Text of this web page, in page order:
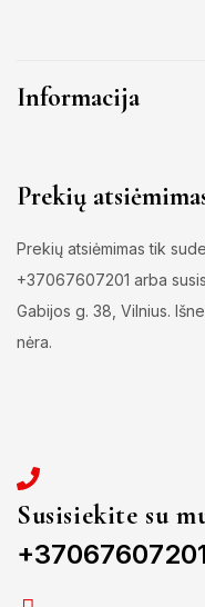
Informacija
Prekių
Prekių atsiėmimas tik
+37067607201 arba
Gabijos g. 38, Vilnius.
nėra.
Susisiekite su
+37067607201